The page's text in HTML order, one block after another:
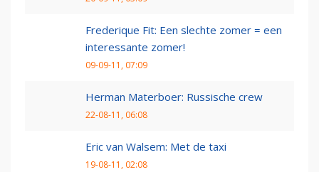
Frederique Fit: Een slechte zomer = een
interessante zomer!
09-09-11, 07:09
Herman Materboer: Russische crew
22-08-11, 06:08
Eric van Walsem: Met de taxi
19-08-11, 02:08